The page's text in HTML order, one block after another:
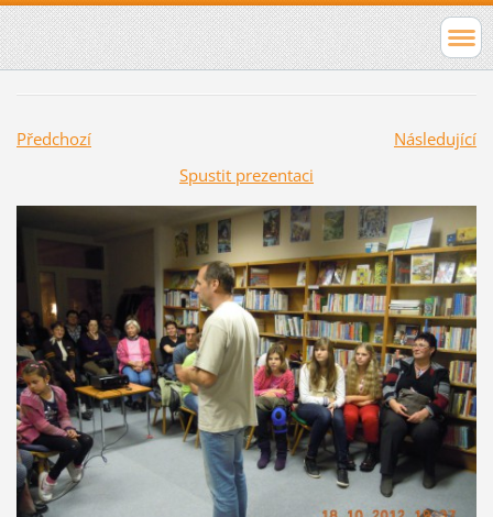
Předchozí
Následující
Spustit prezentaci